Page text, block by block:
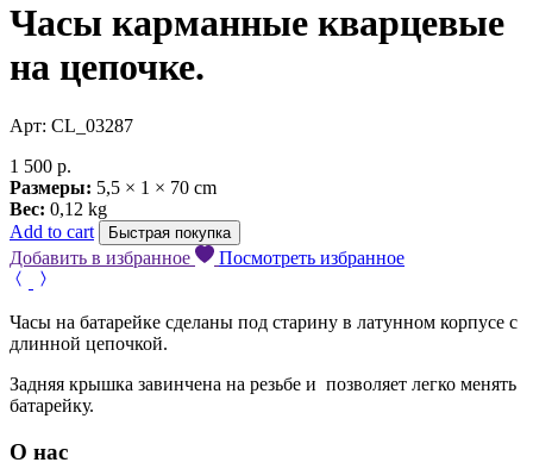
Часы карманные кварцевые
на цепочке.
Арт: CL_03287
1 500 р.
Размеры: 5,5 × 1 × 70 cm
Вес: 0,12 kg
Add to cart
Быстрая покупка
Добавить в избранное Посмотреть избранное
Часы на батарейке сделаны под старину в латунном корпусе с
длинной цепочкой.
Задняя крышка завинчена на резьбе и позволяет легко менять
батарейку.
О нас